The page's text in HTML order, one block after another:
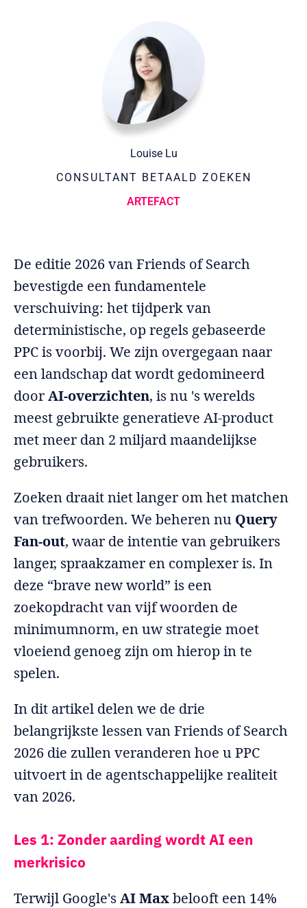
Louise Lu
CONSULTANT BETAALD ZOEKEN
ARTEFACT
De editie 2026 van Friends of Search
bevestigde een fundamentele
verschuiving: het tijdperk van
deterministische, op regels gebaseerde
PPC is voorbij. We zijn overgegaan naar
een landschap dat wordt gedomineerd
doorAI-overzichten, is nu 's werelds
meest gebruikte generatieve AI-product
met meer dan 2 miljard maandelijkse
gebruikers.
Zoeken draait niet langer om het matchen
van trefwoorden. We beheren nu Query
Fan-out, waar de intentie van gebruikers
langer, spraakzamer en complexer is. In
deze “brave new world” is een
zoekopdracht van vijf woorden de
minimumnorm, en uw strategie moet
vloeiend genoeg zijn om hierop in te
spelen.
In dit artikel delen we de drie
belangrijkste lessen van Friends of Search
2026 die zullen veranderen hoe u PPC
uitvoert in de agentschappelijke realiteit
van 2026.
Les 1: Zonder aarding wordt AI een
merkrisico
Terwijl Google'sAI Maxbelooft een 14%